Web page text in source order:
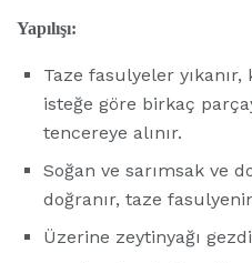
Yapılışı:
Taze fasulyeler yıkanır,
isteğe göre birkaç
tencereye alınır.
Soğan ve sarımsak ve
doğranır, taze
Üzerine zeytinyağı